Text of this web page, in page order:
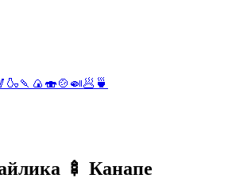
🍶🍡 🍙 🍣🍲 🍛🥟 🍵
🍢 Канапе